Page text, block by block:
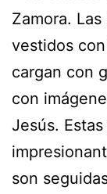
Zamora.
vestidos
cargan con
con
Jesús.
son